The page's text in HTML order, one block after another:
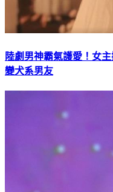
陸劇男神霸氣護愛！女
變犬系男友